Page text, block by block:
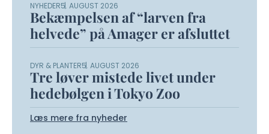
NYHEDER5. AUGUST 2026
Bekæmpelsen af “larven fra
helvede” på Amager er afsluttet
DYR & PLANTER5. AUGUST 2026
Tre løver mistede livet under
hedebølgen i Tokyo Zoo
Læs mere fra nyheder